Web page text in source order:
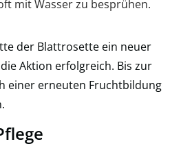
mit Wasser zu besprühen.
der Blattrosette ein neuer
Aktion erfolgreich. Bis zur
einer erneuten Fruchtbildung